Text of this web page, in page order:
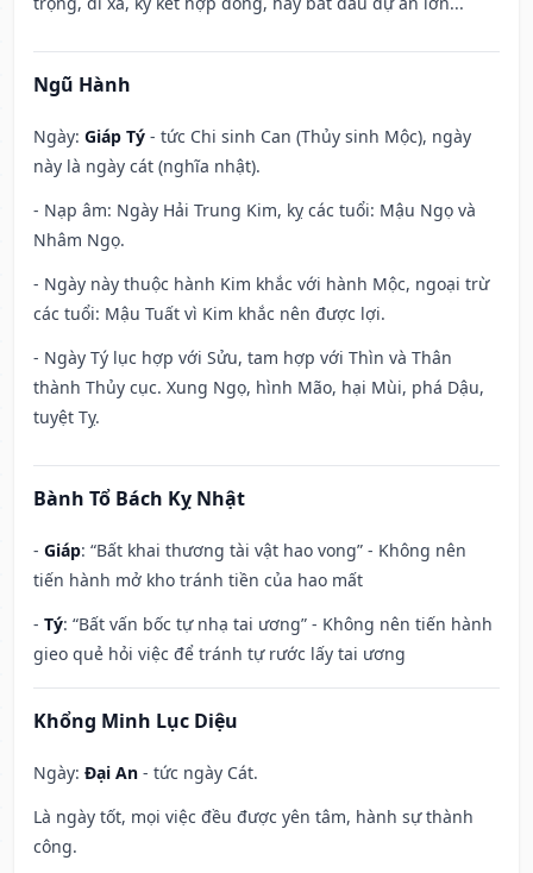
Ngũ Hành
Ngày: Giáp Tý - tức Chi sinh Can (Thủy sinh Mộc), ngày
này là ngày cát (nghĩa nhật).
- Nạp âm: Ngày Hải Trung Kim, kỵ các tuổi: Mậu Ngọ và
Nhâm Ngọ.
- Ngày này thuộc hành Kim khắc với hành Mộc, ngoại trừ
các tuổi: Mậu Tuất vì Kim khắc nên được lợi.
- Ngày Tý lục hợp với Sửu, tam hợp với Thìn và Thân
thành Thủy cục. Xung Ngọ, hình Mão, hại Mùi, phá Dậu,
tuyệt Tỵ.
Bành Tổ Bách Kỵ Nhật
- Giáp: “Bất khai thương tài vật hao vong” - Không nên
tiến hành mở kho tránh tiền của hao mất
- Tý: “Bất vấn bốc tự nhạ tai ương” - Không nên tiến hành
gieo quẻ hỏi việc để tránh tự rước lấy tai ương
Khổng Minh Lục Diệu
Ngày: Đại An - tức ngày Cát.
Là ngày tốt, mọi việc đều được yên tâm, hành sự thành
công.